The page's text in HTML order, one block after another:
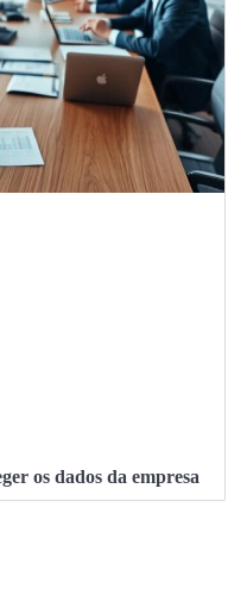
os dados da empresa